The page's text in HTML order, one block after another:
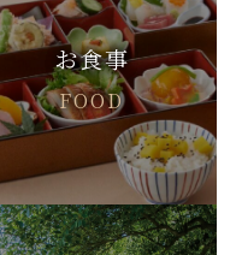
お食事
FOOD